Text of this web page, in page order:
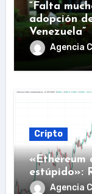
“Falta
adopción
Venezuela”
Agencia
Cripto
«Ethereum
estúpido»:
Agencia